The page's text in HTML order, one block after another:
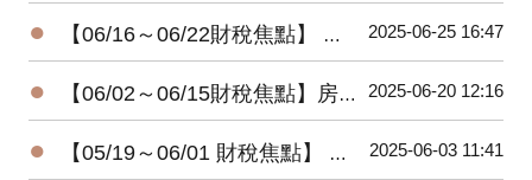
● 【06/16～06/22財稅焦點】 倒數12天! 全台已83.5％完成所得稅申報 2025-06-25 16:47
● 【06/02～06/15財稅焦點】房租租約附件有註明收租內容要繳印花稅 2025-06-20 12:16
● 【05/19～06/01 財稅焦點】 長輩轉錢給家人，小心關愛變稅債 2025-06-03 11:41